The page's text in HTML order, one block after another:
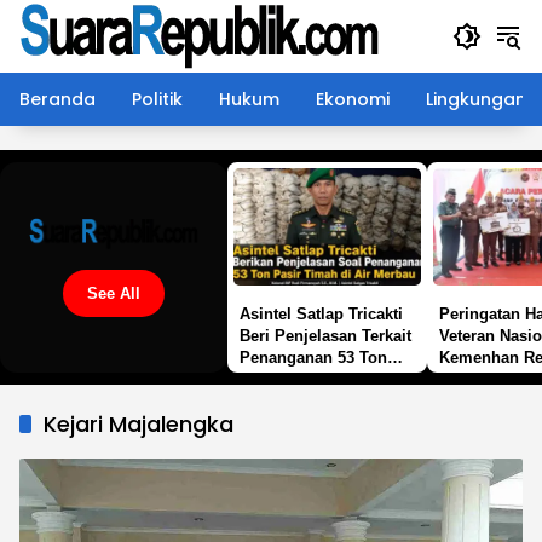
Langsung
konten
Beranda
Politik Hukum Ekonomi Lingkungan
See All
Asintel Satlap Tricakti
Beri Penjelasan Terkait
Penanganan 53 Ton
Peringatan
Veteran
Kemenhan
Kejari Majalengka